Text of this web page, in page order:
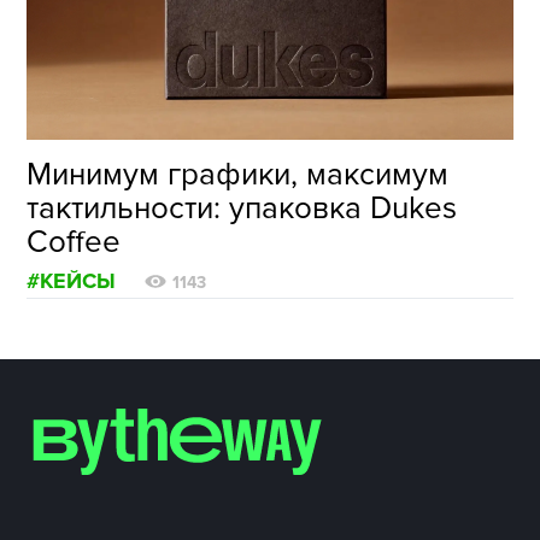
Минимум графики, максимум
тактильности: упаковка Dukes
Coffee
#КЕЙСЫ 1143
ФОТОГРАФИЯ
ТИПОГРАФИКА
ИСТОРИИ БРЕНДОВ
О ПРОЕКТЕ